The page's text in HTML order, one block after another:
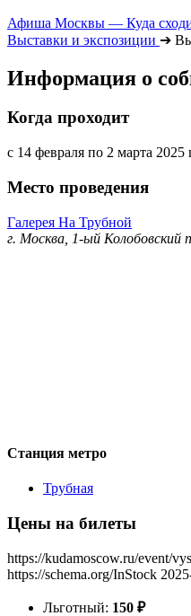
Афиша Москвы — Куда
Выставки и экспозиции ➔
Информация о
Когда проходит
с 14 февраля по 2 марта 2025
Место проведения
Галерея На Трубной
г. Москва, 1-ый Колобовский
Станция метро
Трубная
Цены на билеты
https://kudamoscow.ru/event/
https://schema.org/InStock
Льготный: 150 ₽